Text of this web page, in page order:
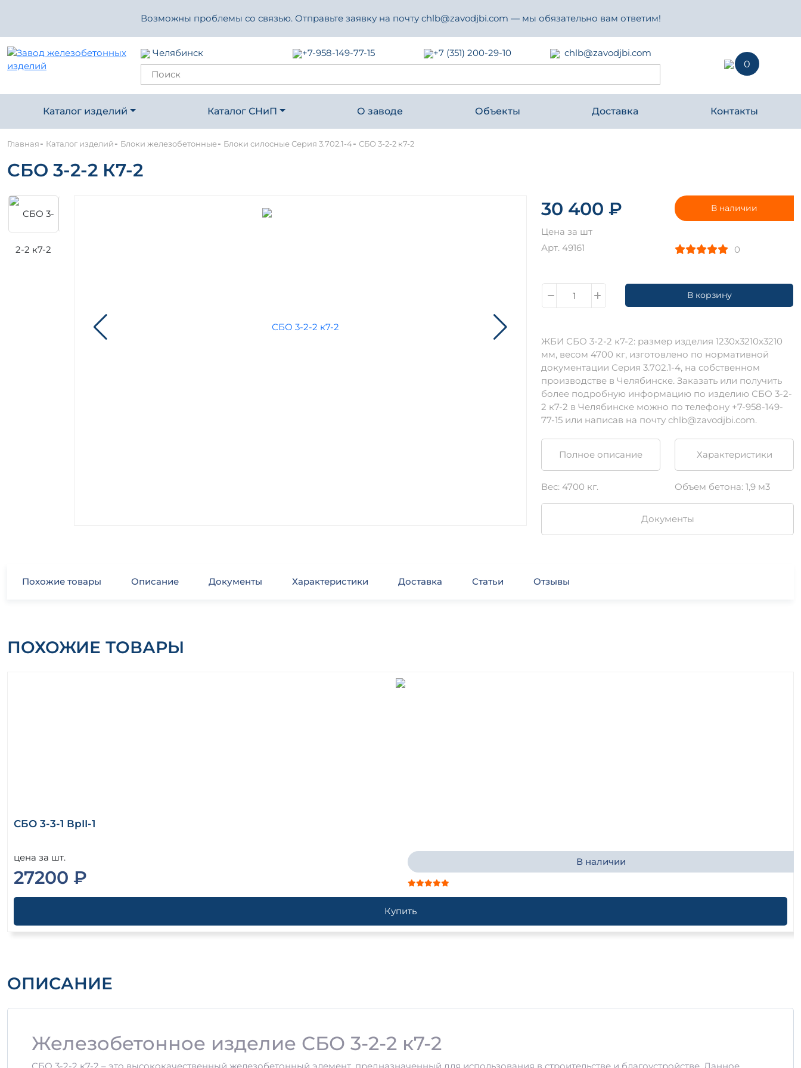
Возможны проблемы со связью. Отправьте заявку на почту chlb@zavodjbi.com — мы обязательно вам ответим!
Челябинск +7-958-149-77-15 +7 (351) 200-29-10
chlb@zavodjbi.com
0
Каталог изделий Каталог СНиП О заводе Объекты Доставка Контакты
Главная- Каталог изделий- Блоки железобетонные- Блоки силосные Серия 3.702.1-4- СБО 3-2-2 к7-2
СБО 3-2-2 К7-2
30 400 ₽
Цена за шт
Арт. 49161
В наличии
0
В корзину
ЖБИ СБО 3-2-2 к7-2: размер изделия 1230х3210х3210
мм, весом 4700 кг, изготовлено по нормативной
документации Серия 3.702.1-4, на собственном
производстве в Челябинске. Заказать или получить
более подробную информацию по изделию СБО 3-2-
2 к7-2 в Челябинске можно по телефону +7-958-149-
77-15 или написав на почту chlb@zavodjbi.com.
Полное описание Характеристики
Вес: 4700 кг. Объем бетона: 1,9 м3
Документы
Похожие товары Описание Документы Характеристики Доставка Статьи Отзывы
ПОХОЖИЕ ТОВАРЫ
СБО 3-3-1 ВрII-1
цена за шт.
27200 ₽
В наличии
Купить
ОПИСАНИЕ
Железобетонное изделие СБО 3-2-2 к7-2